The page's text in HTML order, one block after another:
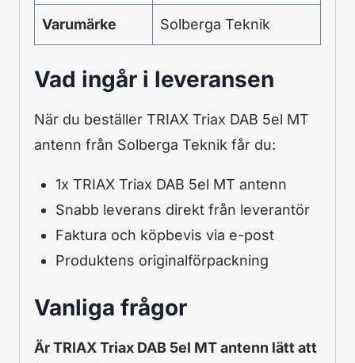
Varumärke Solberga Teknik
Vad ingår i leveransen
När du beställer TRIAX Triax DAB 5el MT
antenn från Solberga Teknik får du:
1x TRIAX Triax DAB 5el MT antenn
Snabb leverans direkt från leverantör
Faktura och köpbevis via e-post
Produktens originalförpackning
Vanliga frågor
Är TRIAX Triax DAB 5el MT antenn lätt att